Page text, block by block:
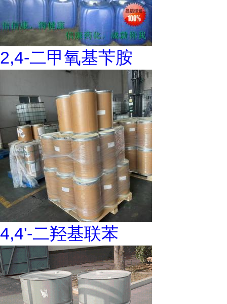
2,4-二甲氧基苄胺
4,4'-二羟基联苯